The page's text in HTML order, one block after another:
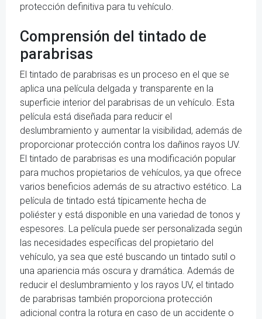
protección definitiva para tu vehículo.
Comprensión del tintado de
parabrisas
El tintado de parabrisas es un proceso en el que se
aplica una película delgada y transparente en la
superficie interior del parabrisas de un vehículo. Esta
película está diseñada para reducir el
deslumbramiento y aumentar la visibilidad, además de
proporcionar protección contra los dañinos rayos UV.
El tintado de parabrisas es una modificación popular
para muchos propietarios de vehículos, ya que ofrece
varios beneficios además de su atractivo estético. La
película de tintado está típicamente hecha de
poliéster y está disponible en una variedad de tonos y
espesores. La película puede ser personalizada según
las necesidades específicas del propietario del
vehículo, ya sea que esté buscando un tintado sutil o
una apariencia más oscura y dramática. Además de
reducir el deslumbramiento y los rayos UV, el tintado
de parabrisas también proporciona protección
adicional contra la rotura en caso de un accidente o